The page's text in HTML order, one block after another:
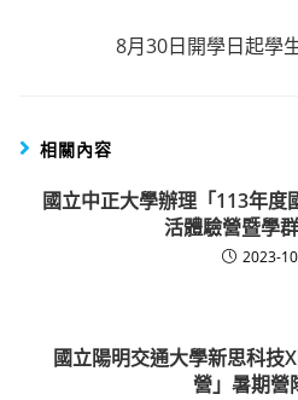
8月30日開學日起學
相關內容
國立中正大學辦理「113年度
活體驗營暨學
2023-
國立陽明交通大學新思科技
營」暑期營